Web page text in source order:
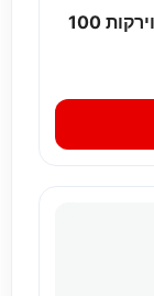
מונג כלב שימור פרש עם נתחי עוף וירקות 100